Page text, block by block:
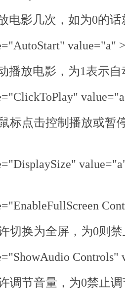
影几次，如为0的话
value="a"
放电影，为1表示自
点击控制播放或暂
换为全屏，为0则禁
Controls"
节音量，为0禁止调